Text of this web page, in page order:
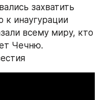
захватить
к инаугурации
всему миру, кто
Чечню.